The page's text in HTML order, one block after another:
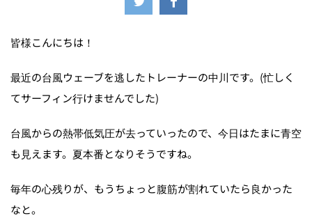
皆様こんにちは！
最近の台風ウェーブを逃したトレーナーの中川です。(忙しく
てサーフィン行けませんでした)
台風からの熱帯低気圧が去っていったので、今日はたまに青空
も見えます。夏本番となりそうですね。
毎年の心残りが、もうちょっと腹筋が割れていたら良かった
なと。